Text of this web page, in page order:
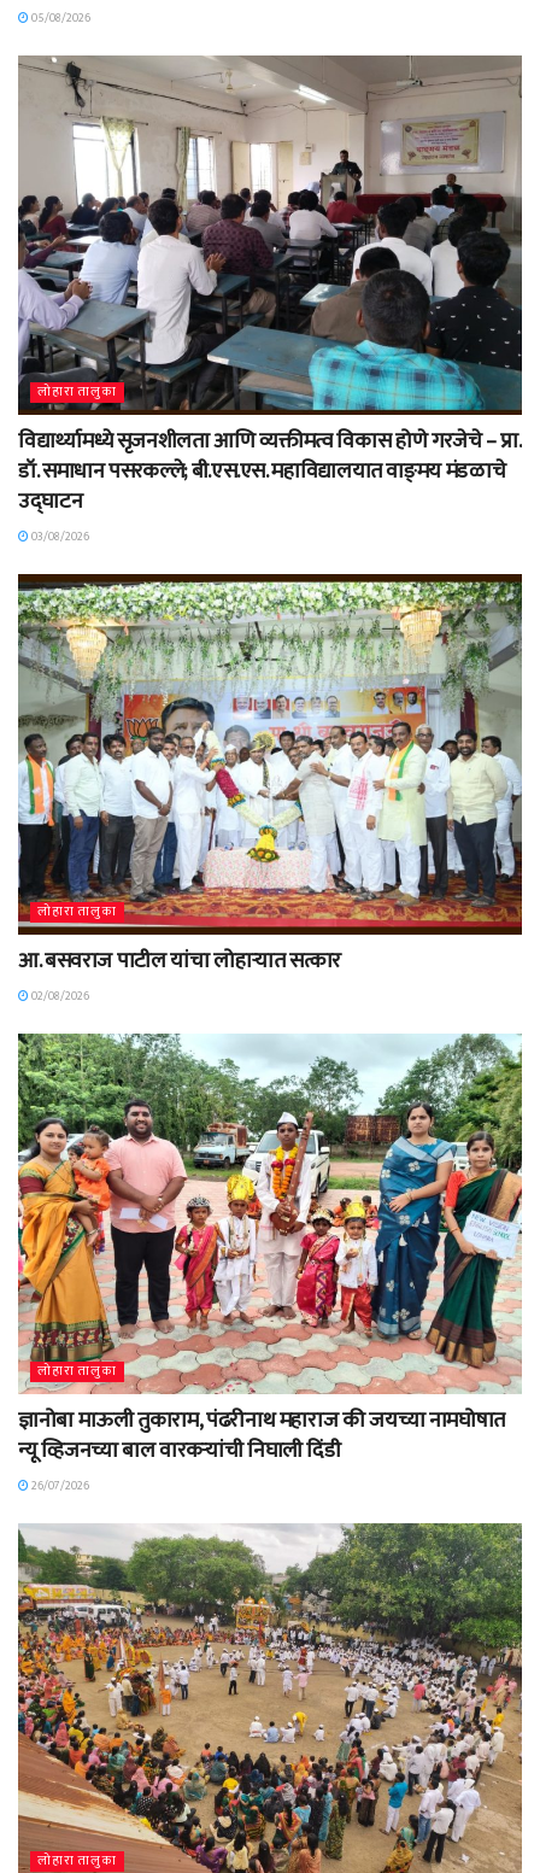
05/08/2026
लोहारा तालुका
विद्यार्थ्यामध्ये सृजनशीलता आणि व्यक्तीमत्व विकास होणे गरजेचे – प्रा.
डॉ. समाधान पसरकल्ले; बी.एस.एस. महाविद्यालयात वाङ्‌मय मंडळाचे
उद्घाटन
03/08/2026
लोहारा तालुका
आ. बसवराज पाटील यांचा लोहाऱ्यात सत्कार
02/08/2026
लोहारा तालुका
ज्ञानोबा माऊली तुकाराम, पंढरीनाथ महाराज की जयच्या नामघोषात
न्यू व्हिजनच्या बाल वारकऱ्यांची निघाली दिंडी
26/07/2026
लोहारा तालुका